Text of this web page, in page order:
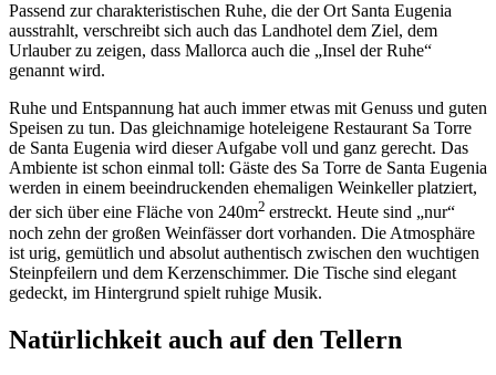
Passend zur charakteristischen Ruhe, die der Ort Santa Eugenia
ausstrahlt, verschreibt sich auch das Landhotel dem Ziel, dem
Urlauber zu zeigen, dass Mallorca auch die „Insel der Ruhe“
genannt wird.
Ruhe und Entspannung hat auch immer etwas mit Genuss und guten
Speisen zu tun. Das gleichnamige hoteleigene Restaurant Sa Torre
de Santa Eugenia wird dieser Aufgabe voll und ganz gerecht. Das
Ambiente ist schon einmal toll: Gäste des Sa Torre de Santa Eugenia
werden in einem beeindruckenden ehemaligen Weinkeller platziert,
der sich über eine Fläche von 240m2 erstreckt. Heute sind „nur“
noch zehn der großen Weinfässer dort vorhanden. Die Atmosphäre
ist urig, gemütlich und absolut authentisch zwischen den wuchtigen
Steinpfeilern und dem Kerzenschimmer. Die Tische sind elegant
gedeckt, im Hintergrund spielt ruhige Musik.
Natürlichkeit auch auf den Tellern